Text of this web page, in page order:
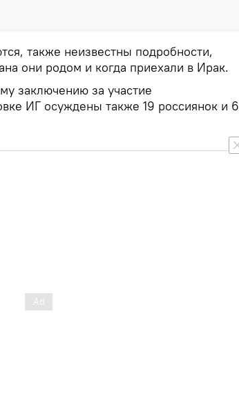
также неизвестны подробности,
они родом и когда приехали в Ирак.
заключению за участие
ИГ осуждены также 19 россиянок и 6